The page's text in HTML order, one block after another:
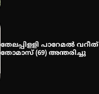
തേലപ്പിളളി പാറേമൽ വറീത്
തോമാസ് (69) അന്തരിച്ചു